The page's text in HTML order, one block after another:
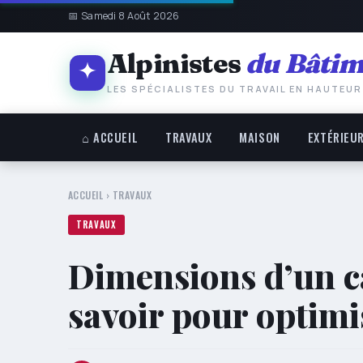
📅 Samedi 8 Août 2026
Alpinistes du
LES SPÉCIALISTES DU TRAVAIL EN HAUTEUR
⌂ ACCUEIL TRAVAUX MAISON
ACCUEIL › TRAVAUX
TRAVAUX
Dimensions d’un
savoir pour